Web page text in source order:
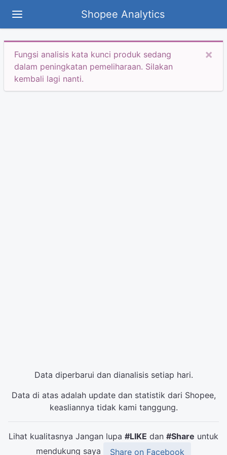
Shopee Analytics
×
Fungsi analisis kata kunci produk sedang
dalam peningkatan pemeliharaan. Silakan
kembali lagi nanti.
Data diperbarui dan dianalisis setiap hari.
Data di atas adalah update dan statistik dari Shopee,
keasliannya tidak kami tanggung.
Lihat kualitasnya Jangan lupa #LIKE dan #Share untuk
mendukung saya
Share on Facebook